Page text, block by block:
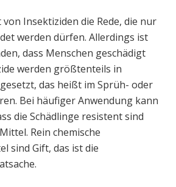
von Insektiziden die Rede, die nur
werden dürfen. Allerdings ist
dass Menschen geschädigt
werden größtenteils in
das heißt im Sprüh- oder
Bei häufiger Anwendung kann
die Schädlinge resistent sind
Rein chemische
sind Gift, das ist die